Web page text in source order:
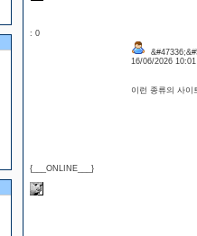
: 0
{___ONLINE___}
16/06/2026
이런 종류의 사이